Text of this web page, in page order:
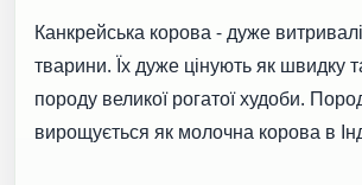
Канкрейська корова - дуже витривалі
тварини. Їх дуже цінують як швидку
породу великої рогатої худоби.
вирощується як молочна корова в